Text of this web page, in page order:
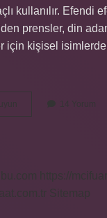
kullanılır. Efendi
prensler, din
için kişisel
Efendim
Ne
14 Yorum
https://
Sitemap